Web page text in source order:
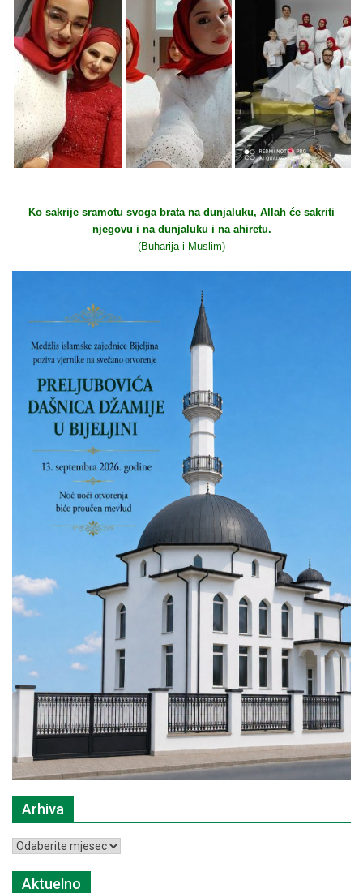
Ko sakrije sramotu svoga brata na dunjaluku, Allah će sakriti
njegovu i na dunjaluku i na ahiretu.
(Buharija i Muslim)
Arhiva
Arhiva
Aktuelno